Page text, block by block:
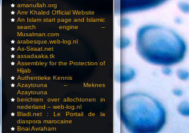
amanullah.org
Amr Khaled Official Website
An Islam start page and Islamic
search engine –
Musalman.com
arabesque.web-log.nl
As-Siraat.net
assadaaka.tk
Assembley for the Protection of
Hijab
Authentieke Kennis
Azaytouna – Meknes
Azaytouna
berichten over allochtonen in
nederland – web-log.nl
Bladi.net : Le Portail de la
diaspora marocaine
Bnai Avraham